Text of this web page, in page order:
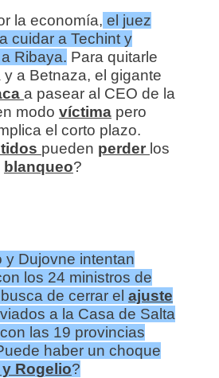
la economía, el juez
cuidar a Techint y
Ribaya. Para quitarle
a Betnaza, el gigante
a pasear al CEO de la
modo víctimapero
el corto plazo.
pueden perder los
blanqueo?
y Dujovne intentan
los 24 ministros de
de cerrar el ajuste
a la Casa de Salta
las 19 provincias
haber un choque
Rogelio?